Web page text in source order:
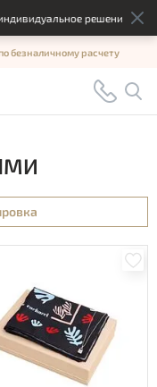
решение,
безналичному расчету